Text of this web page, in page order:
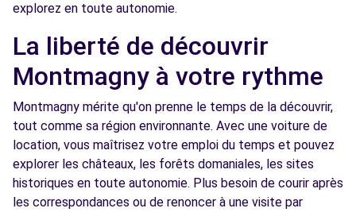
Free2move Rent - VAUBAN AUTOMOBILE -
ARGENTEUIL (P)
117 BD JEAN ALLEMANE
ARGENTEUIL, FR-95, 95100
Voir l'agence
Free2move Rent - ALMAR AUTOMOBILES -
GONESSE (P)
7.0
explorez en toute autonomie.
La liberté de découvrir
Montmagny à votre rythme
Montmagny mérite qu'on prenne le temps de la découvrir,
tout comme sa région environnante. Avec une voiture de
location, vous maîtrisez votre emploi du temps et pouvez
explorer les châteaux, les forêts domaniales, les sites
historiques en toute autonomie. Plus besoin de courir après
les correspondances ou de renoncer à une visite par